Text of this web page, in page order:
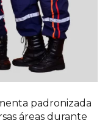
padronizada
áreas durante